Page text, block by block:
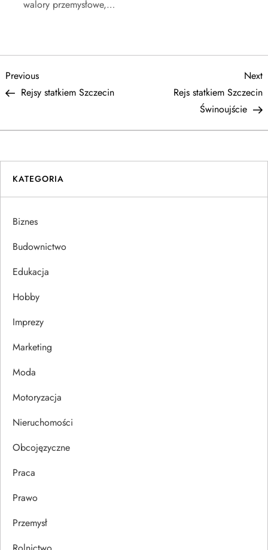
walory przemysłowe,…
N
w
i
g
a
c
a
w
p
u
Previous
Post
Previous
Rejsy statkiem Szczecin
Next
Rejs statkiem Szczecin
Świnoujście
KATEGORIA
Biznes
Budownictwo
Edukacja
Hobby
Imprezy
Marketing
Moda
Motoryzacja
Nieruchomości
Obcojęzyczne
Praca
Prawo
Przemysł